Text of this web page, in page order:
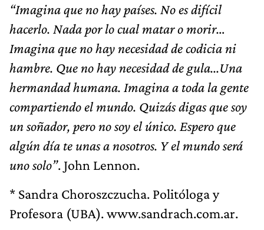
“Imagina que no hay países. No es difícil
hacerlo. Nada por lo cual matar o morir…
Imagina que no hay necesidad de codicia ni
hambre. Que no hay necesidad de gula...Una
hermandad humana. Imagina a toda la gente
compartiendo el mundo. Quizás digas que soy
un soñador, pero no soy el único. Espero que
algún día te unas a nosotros. Y el mundo será
uno solo”. John Lennon.
* Sandra Choroszczucha. Politóloga y
Profesora (UBA). www.sandrach.com.ar.